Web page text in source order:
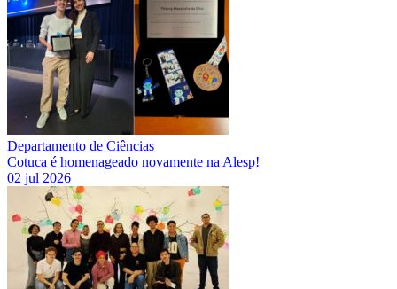
Departamento de Ciências
Cotuca é homenageado novamente na Alesp!
02 jul 2026